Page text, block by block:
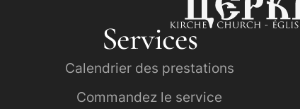
Services
Calendrier des prestations
Commandez le service